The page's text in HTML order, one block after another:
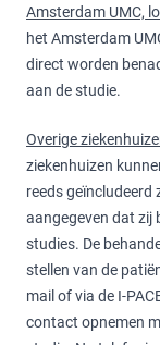
Amsterdam UMC,
het Amsterdam
direct worden
aan de studie.
Overige
ziekenhuizen
reeds geïncludeerd
aangegeven dat zij
studies. De
stellen van de
mail of via de I-
contact opnemen